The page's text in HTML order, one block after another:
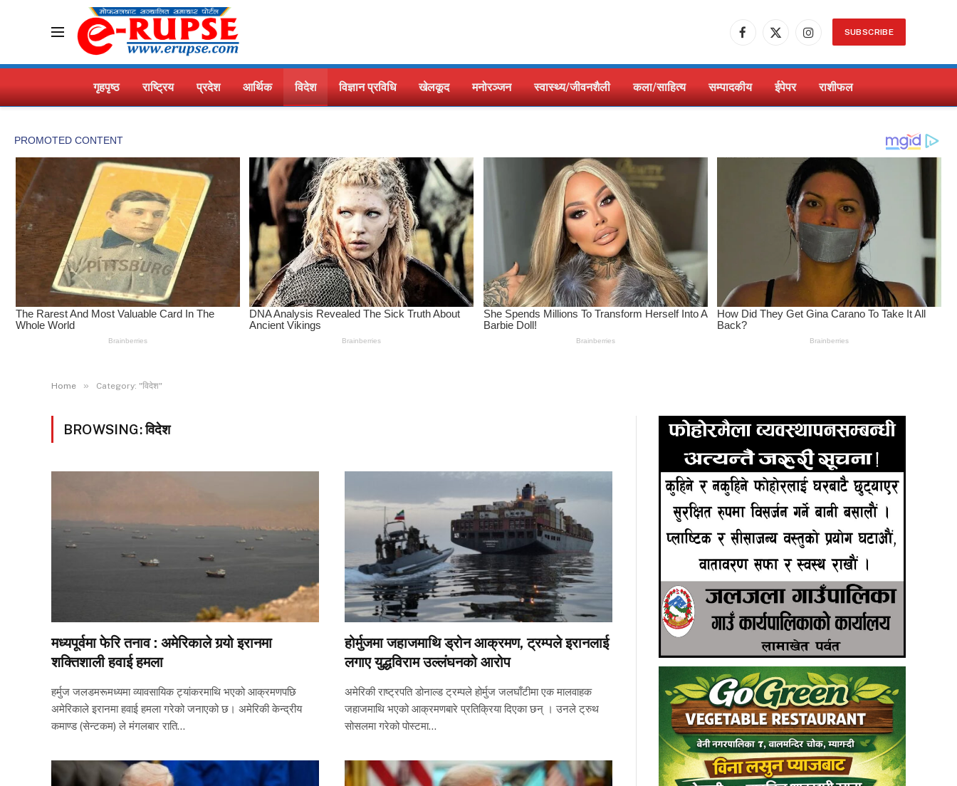
Facebook
X
Instagram
SUBSCRIBE
गृहपृष्ठ राष्ट्रिय प्रदेश आर्थिक विदेश विज्ञान प्रविधि खेलकूद मनोरञ्जन स्वास्थ्य/जीवनशैली कला/साहित्य सम्पादकीय ईपेपर राशीफल
Home » Category: "विदेश"
BROWSING:विदेश
मध्यपूर्वमा फेरि तनाव : अमेरिकाले गर्‍यो इरानमा
शक्तिशाली हवाई हमला
हर्मुज जलडमरूमध्यमा व्यावसायिक ट्यांकरमाथि भएको आक्रमणपछि
अमेरिकाले इरानमा हवाई हमला गरेको जनाएको छ। अमेरिकी केन्द्रीय
कमाण्ड (सेन्टकम) ले मंगलबार राति…
होर्मुजमा जहाजमाथि ड्रोन आक्रमण, ट्रम्पले इरानलाई
लगाए युद्धविराम उल्लंघनको आरोप
अमेरिकी राष्ट्रपति डोनाल्ड ट्रम्पले होर्मुज जलघाँटीमा एक मालवाहक
जहाजमाथि भएको आक्रमणबारे प्रतिक्रिया दिएका छन् । उनले ट्रुथ
सोसलमा गरेको पोस्टमा…